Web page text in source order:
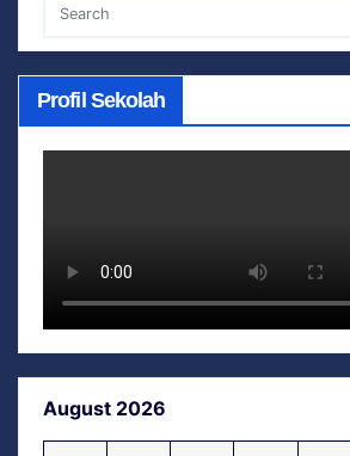
Profil Sekolah
August 2026